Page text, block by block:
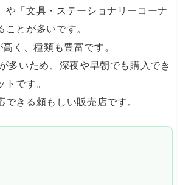
や「文具・ステーショナリーコーナ
とが多いです。
く、種類も豊富です。
多いため、深夜や早朝でも購入でき
です。
きる頼もしい販売店です。